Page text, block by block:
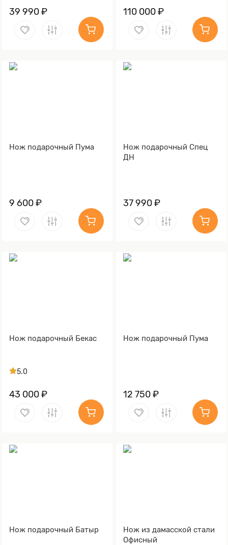
39 990 ₽ 110 000 ₽
Нож подарочный Пума
9 600 ₽
Нож подарочный Спец
ДН
37 990 ₽
Нож подарочный Бекас
5.0
43 000 ₽
Нож подарочный Пума
12 750 ₽
Нож подарочный Батыр
Нож из дамасской стали
Офисный